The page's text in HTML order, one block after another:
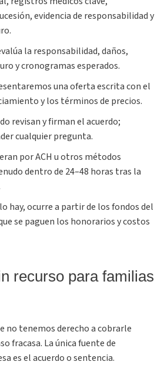
evidencia de responsabilidad y
la responsabilidad, daños,
y cronogramas esperados.
una oferta escrita con el
y los términos de precios.
revisan y firman el acuerdo;
cualquier pregunta.
por ACH u otros métodos
dentro de 24–48 horas tras la
hay, ocurre a partir de los fondos del
se paguen los honorarios y costos
recurso para familias
no tenemos derecho a cobrarle
fracasa. La única fuente de
es el acuerdo o sentencia.